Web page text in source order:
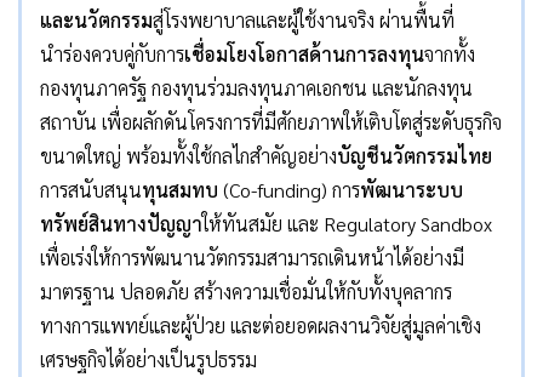
และนวัตกรรมสู่โรงพยาบาลและผู้ใช้งานจริง ผ่านพื้นที่
นำร่องควบคู่กับการเชื่อมโยงโอกาสด้านการลงทุนจากทั้ง
กองทุนภาครัฐ กองทุนร่วมลงทุนภาคเอกชน และนักลงทุน
สถาบัน เพื่อผลักดันโครงการที่มีศักยภาพให้เติบโตสู่ระดับธุรกิจ
ขนาดใหญ่ พร้อมทั้งใช้กลไกสำคัญอย่างบัญชีนวัตกรรมไทย
การสนับสนุนทุนสมทบ (Co-funding) การพัฒนาระบบ
ทรัพย์สินทางปัญญาให้ทันสมัย และ Regulatory Sandbox
เพื่อเร่งให้การพัฒนานวัตกรรมสามารถเดินหน้าได้อย่างมี
มาตรฐาน ปลอดภัย สร้างความเชื่อมั่นให้กับทั้งบุคลากร
ทางการแพทย์และผู้ป่วย และต่อยอดผลงานวิจัยสู่มูลค่าเชิง
เศรษฐกิจได้อย่างเป็นรูปธรรม